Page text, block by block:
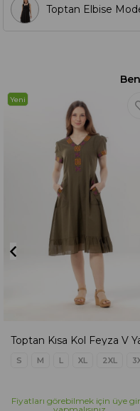
Toptan Elbise
S M L XL 2XL
Yeni
Fiyatları görebilmek için üye